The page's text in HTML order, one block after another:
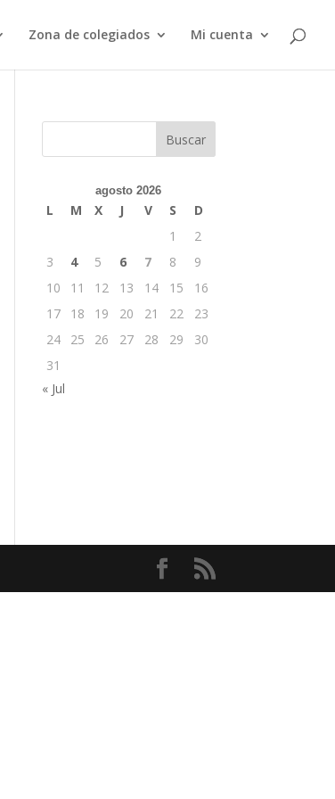
Zona de colegiados Mi cuenta
Buscar
agosto 2026
L M X J V S
D
1
2
3
4 5 6 7 8
9
10
11 12 13 14 15
16
17
18 19 20 21 22
23
24
25 26 27 28 29
30
31
« Jul